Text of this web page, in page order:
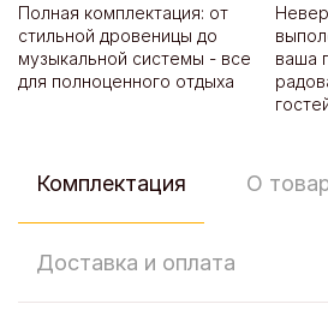
Полная комплектация: от
стильной дровеницы до
музыкальной системы - все
для полноценного отдыха
ваша
Комплектация О
Доставка и оплата